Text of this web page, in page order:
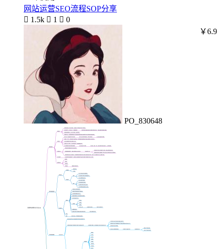
网站运营SEO流程SOP分享
 1.5k  1  0
PO_830648
￥6.9